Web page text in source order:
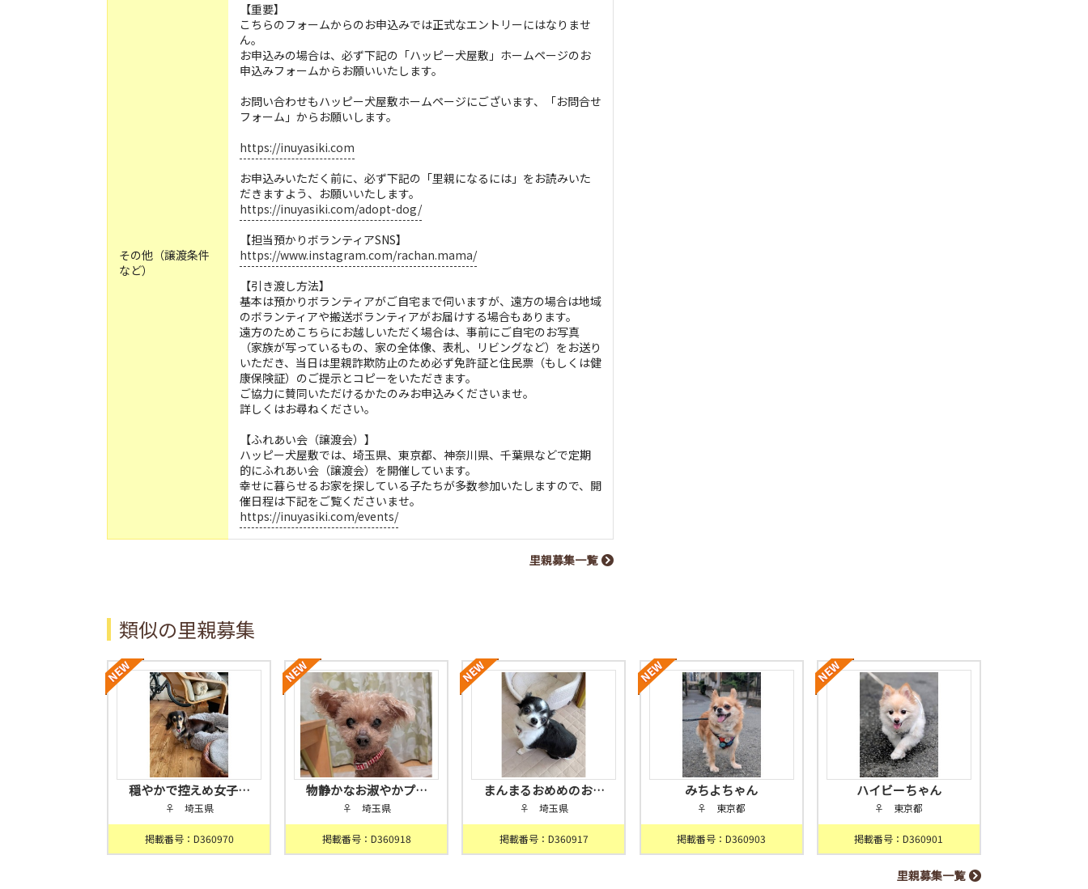
その他（譲渡条件
など）
【重要】
こちらのフォームからのお申込みでは正式なエントリーにはなりませ
ん。
お申込みの場合は、必ず下記の「ハッピー犬屋敷」ホームページのお
申込みフォームからお願いいたします。
お問い合わせもハッピー犬屋敷ホームページにございます、「お問合せ
フォーム」からお願いします。
https://inuyasiki.com
お申込みいただく前に、必ず下記の「里親になるには」をお読みいた
だきますよう、お願いいたします。
https://inuyasiki.com/adopt-dog/
【担当預かりボランティアSNS】
https://www.instagram.com/rachan.mama/
【引き渡し方法】
基本は預かりボランティアがご自宅まで伺いますが、遠方の場合は地域
のボランティアや搬送ボランティアがお届けする場合もあります。
遠方のためこちらにお越しいただく場合は、事前にご自宅のお写真
（家族が写っているもの、家の全体像、表札、リビングなど）をお送り
いただき、当日は里親詐欺防止のため必ず免許証と住民票（もしくは健
康保険証）のご提示とコピーをいただきます。
ご協力に賛同いただけるかたのみお申込みくださいませ。
詳しくはお尋ねください。
【ふれあい会（譲渡会）】
ハッピー犬屋敷では、埼玉県、東京都、神奈川県、千葉県などで定期
的にふれあい会（譲渡会）を開催しています。
幸せに暮らせるお家を探している子たちが多数参加いたしますので、開
催日程は下記をご覧くださいませ。
https://inuyasiki.com/events/
里親募集一覧
類似の里親募集
穏やかで控えめ女子…
♀ 埼玉県
掲載番号：D360970
物静かなお淑やかプ…
♀ 埼玉県
掲載番号：D360918
まんまるおめめのお…
♀ 埼玉県
掲載番号：D360917
みちよちゃん
♀ 東京都
掲載番号：D360903
ハイビーちゃん
♀ 東京都
掲載番号：D360901
里親募集一覧